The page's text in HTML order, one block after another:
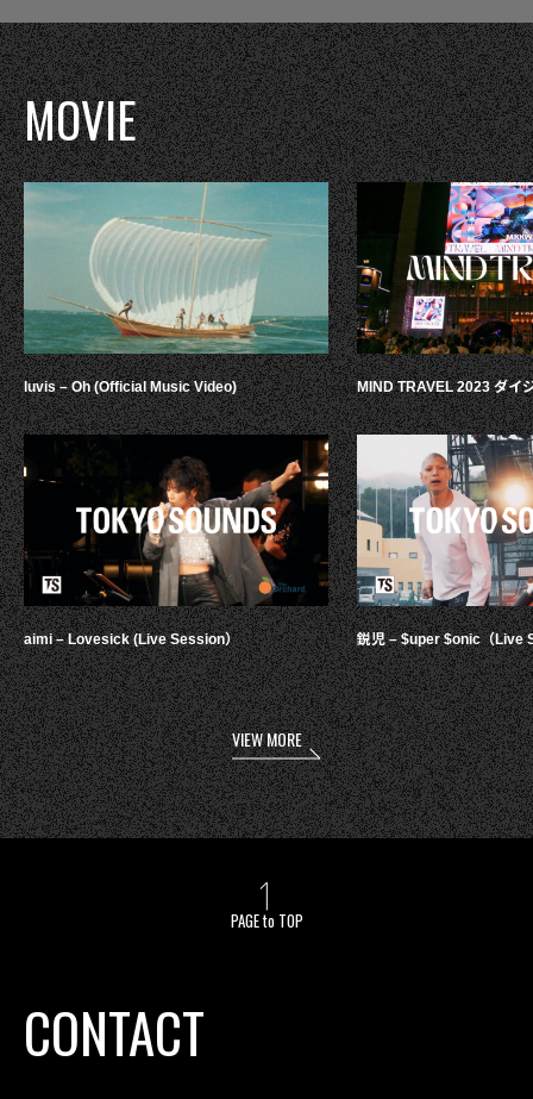
MOVIE
luvis – Oh (Official Music Video)
aimi – Lovesick (Live Session）
MIND TRAVEL 2023 ダイ
鋭児 – $uper $onic（Live
VIEW MORE
PAGE to TOP
CONTACT